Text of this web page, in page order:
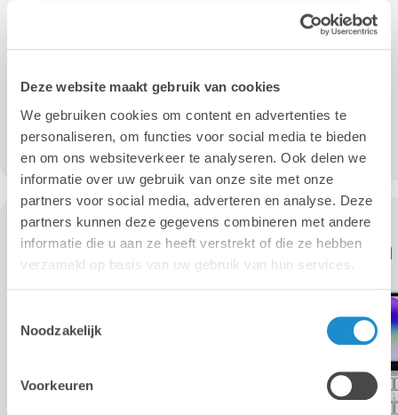
Deze website maakt gebruik van cookies
We gebruiken cookies om content en advertenties te
personaliseren, om functies voor social media te bieden
en om ons websiteverkeer te analyseren. Ook delen we
informatie over uw gebruik van onze site met onze
partners voor social media, adverteren en analyse. Deze
partners kunnen deze gegevens combineren met andere
informatie die u aan ze heeft verstrekt of die ze hebben
verzameld op basis van uw gebruik van hun services.
Noodzakelijk
Voorkeuren